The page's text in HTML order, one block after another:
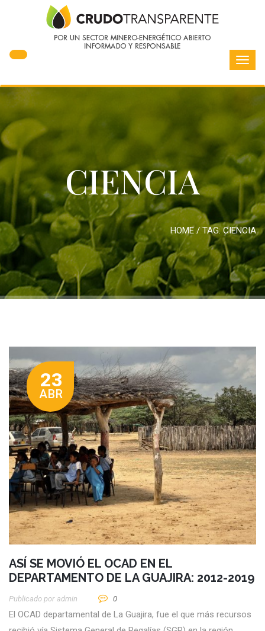
CIENCIA
HOME/ TAG:CIENCIA
23
ABR
ASÍ SE MOVIÓ EL OCAD EN EL
DEPARTAMENTO DE LA GUAJIRA: 2012-2019
Publicado por Admin 0
El OCAD departamental de La Guajira, fue el que más recursos